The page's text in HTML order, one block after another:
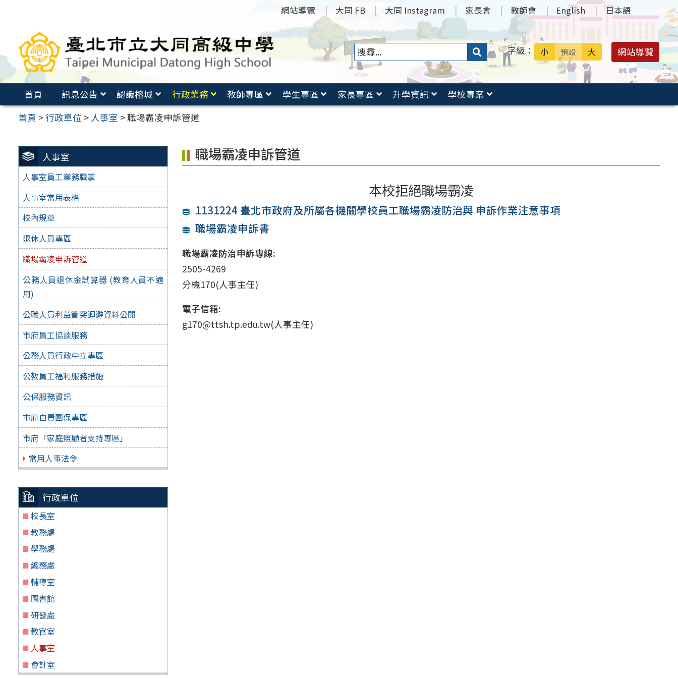
要
容
網站導覽 大同 FB 大同 Instagram 家長會 教師會 English 日本語
搜
送出 字級： 小 預設 大 網站導覽
首頁 訊息公告 認識榕城 行政業務 教師專區 學生專區 家長專區 升學資訊
學校專案
首頁 > 行政單位 > 人事室 >職場霸凌申訴管道
人事室
人事室員工業務職掌
人事室常用表格
校內規章
退休人員專區
職場霸凌申訴管道
公務人員退休金試算器 (教育人員不適
用)
公職人員利益衝突迴避資料公開
市府員工協談服務
公務人員行政中立專區
公教員工福利服務措施
公保服務資訊
市府自費團保專區
市府「家庭照顧者支持專區」
常用人事法令
行政單位
校長室
教務處
學務處
總務處
輔導室
圖書館
研發處
教官室
人事室
會計室
職場霸凌申訴管道
本校拒絕職場霸凌
1131224 臺北市政府及所屬各機關學校員工職場霸凌防治與 申訴作業注意事項
職場霸凌申訴書
職場霸凌防治申訴專線:
2505-4269
分機170(人事主任)
電子信箱:
g170@ttsh.tp.edu.tw(人事主任)